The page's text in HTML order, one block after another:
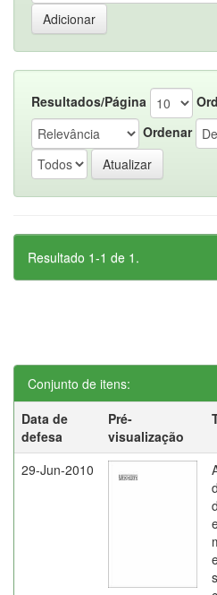
Resultados/Página
Ordenar
Resultado 1-1 de 1.
Conjunto de itens:
Data de
defesa
Pré-
visualização
29-Jun-2010